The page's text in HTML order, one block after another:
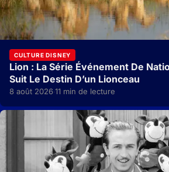
CULTURE DISNEY
Lion : La Série Événement De
Suit Le Destin D’un Lionceau
8 août 2026·11 min de lecture